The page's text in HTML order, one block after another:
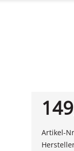
Artikel-